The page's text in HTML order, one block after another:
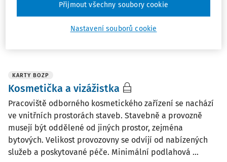
Ing. Romana Bláhová,Ing. Jakub Marek,doc. RNDr. Mgr.
Petr A. Skřehot Ph.D.,Znalecký ústav bezpečnosti a
ochrany zdraví, z.ú.
KARTY BOZP
Kosmetička a vizážistka
Pracoviště odborného kosmetického zařízení se nachází
ve vnitřních prostorách staveb. Stavebně a provozně
musejí být oddělené od jiných prostor, zejména
bytových. Velikost provozovny se odvíjí od nabízených
služeb a poskytované péče. Minimální podlahová ...
Nastavení souborů cookie
Přijmout všechny soubory cookie